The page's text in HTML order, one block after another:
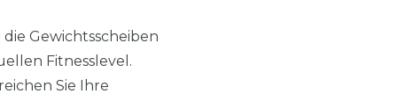
die Gewichtsscheiben
Fitnesslevel.
Sie Ihre